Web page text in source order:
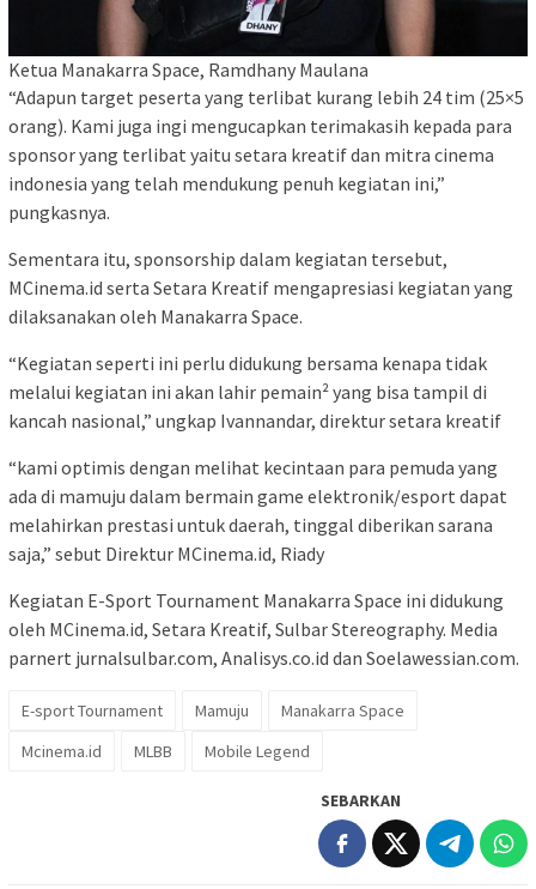
Ketua Manakarra Space, Ramdhany Maulana
“Adapun target peserta yang terlibat kurang lebih 24 tim (25×5
orang). Kami juga ingi mengucapkan terimakasih kepada para
sponsor yang terlibat yaitu setara kreatif dan mitra cinema
indonesia yang telah mendukung penuh kegiatan ini,”
pungkasnya.
Sementara itu, sponsorship dalam kegiatan tersebut,
MCinema.id serta Setara Kreatif mengapresiasi kegiatan yang
dilaksanakan oleh Manakarra Space.
“Kegiatan seperti ini perlu didukung bersama kenapa tidak
melalui kegiatan ini akan lahir pemain² yang bisa tampil di
kancah nasional,” ungkap Ivannandar, direktur setara kreatif
“kami optimis dengan melihat kecintaan para pemuda yang
ada di mamuju dalam bermain game elektronik/esport dapat
melahirkan prestasi untuk daerah, tinggal diberikan sarana
saja,” sebut Direktur MCinema.id, Riady
Kegiatan E-Sport Tournament Manakarra Space ini didukung
oleh MCinema.id, Setara Kreatif, Sulbar Stereography. Media
parnert jurnalsulbar.com, Analisys.co.id dan Soelawessian.com.
E-sport Tournament Mamuju
Manakarra Space
Mcinema.id
MLBB Mobile Legend
SEBARKAN